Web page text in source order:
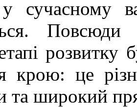
у сучасному
розвитку
крою: це
та широкий